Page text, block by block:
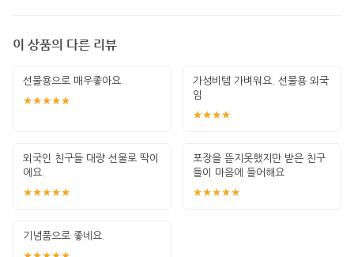
이 상품의 다른 리뷰
선물용으로 매우좋아요
★★★★★
가성비템 가벼워요. 선물용 외국
임
★★★★
외국인 친구들 대량 선물로 딱이
에요.
★★★★★
포장을 뜯지못했지만 받은 친구
들이 마음에 들어해요
★★★★★
기념품으로 좋네요.